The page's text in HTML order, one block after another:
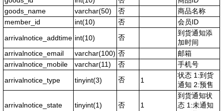
goods_name
varchar(50) 否
商品名称
member_id
int(10) 否
会员ID
arrivalnotice_addtime int(10) 否
到货通知添
加时间
arrivalnotice_email
varchar(100) 否
邮箱
arrivalnotice_mobile
varchar(11) 否
手机号
arrivalnotice_type
tinyint(3) 否 1
状态 1:到货
通知 2:预售
arrivalnotice_state tinyint(1) 否 1
到货通知状
态 1:未通知